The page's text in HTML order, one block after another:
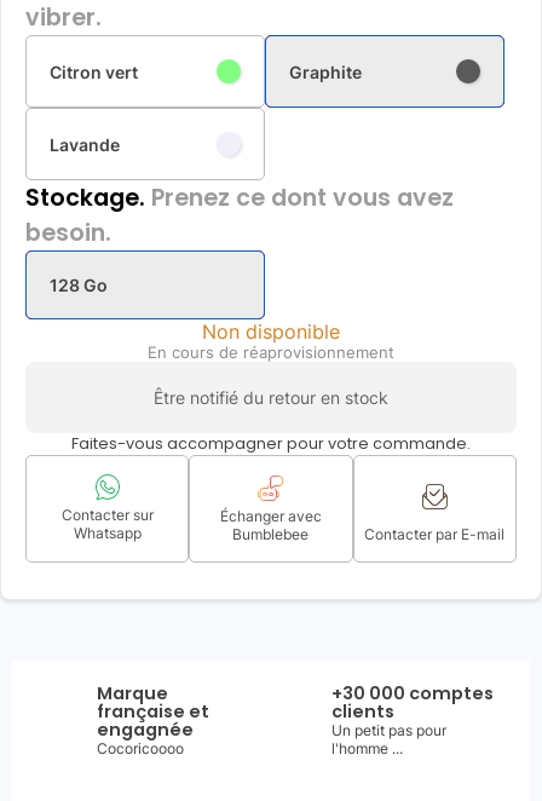
vibrer.
Citron vert Graphite
Lavande
Stockage. Prenez ce dont vous avez
besoin.
128 Go
Non disponible
En cours de réaprovisionnement
Être notifié du retour en stock
Faites-vous accompagner pour votre commande.
Contacter sur
Whatsapp
Échanger avec
Bumblebee
Contacter par E-mail
Marque
française et
engagnée
Cocoricoooo
+30 000 comptes
clients
Un petit pas pour
l'homme ...